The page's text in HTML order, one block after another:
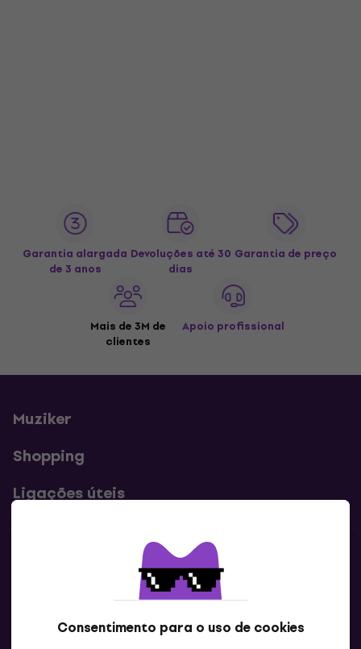
Consentimento para o uso de cookies
Garantia alargada
de 3 anos
Devoluções até 30
dias
Garantia de preço
Mais de 3M de
clientes
Apoio profissional
Muziker
Shopping
Ligações úteis
Contatos
Contacta-nos